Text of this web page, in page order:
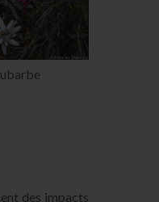
des impacts